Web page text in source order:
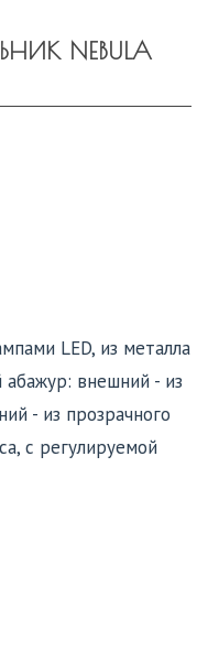
NEBULA
LED, из металла
внешний - из
- из прозрачного
с регулируемой